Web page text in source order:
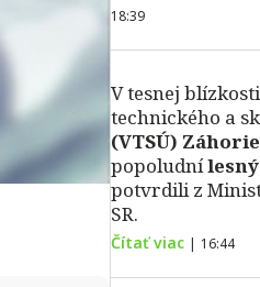
18:39
V tesnej
technického a
(VTSÚ) Záhorie
popoludní
potvrdili z
SR.
Čítať viac | 16:44